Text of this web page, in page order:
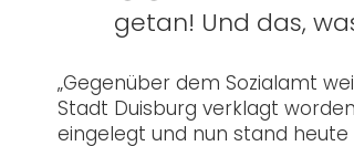
getan! Und das,
„Gegenüber dem Sozialamt
Stadt Duisburg verklagt
eingelegt und nun stand heute